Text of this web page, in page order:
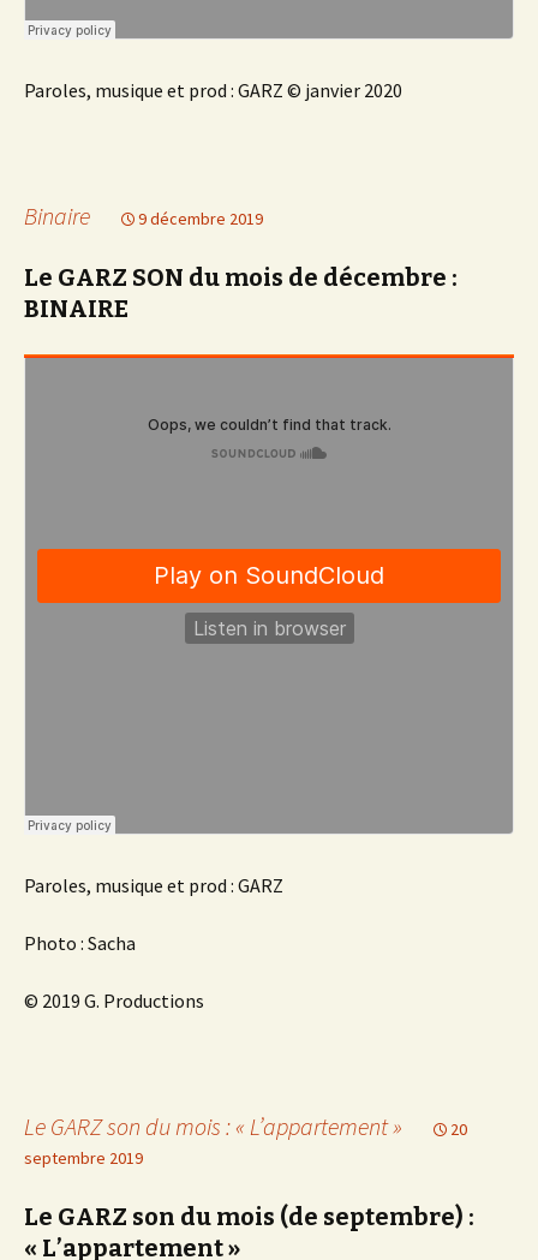
Paroles, musique et prod : GARZ © janvier 2020
Binaire 9 décembre 2019
Le GARZ SON du mois de décembre :
BINAIRE
Paroles, musique et prod : GARZ
Photo : Sacha
© 2019 G. Productions
Le GARZ son du mois : « L’appartement »
20
septembre 2019
Le GARZ son du mois (de septembre) :
« L’appartement »